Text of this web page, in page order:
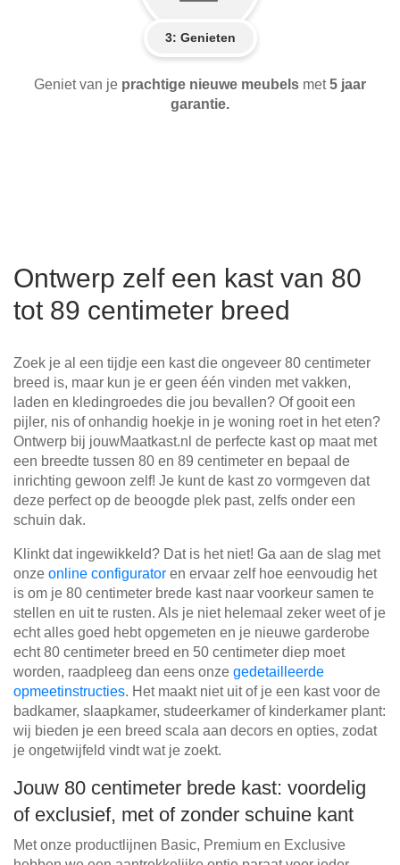
3: Genieten
Geniet van je prachtige nieuwe meubels met5 jaar
garantie.
Ontwerp zelf een kast van 80
tot 89 centimeter breed
Zoek je al een tijdje een kast die ongeveer 80 centimeter
breed is, maar kun je er geen één vinden met vakken,
laden en kledingroedes die jou bevallen? Of gooit een
pijler, nis of onhandig hoekje in je woning roet in het eten?
Ontwerp bij jouwMaatkast.nl de perfecte kast op maat met
een breedte tussen 80 en 89 centimeter en bepaal de
inrichting gewoon zelf! Je kunt de kast zo vormgeven dat
deze perfect op de beoogde plek past, zelfs onder een
schuin dak.
Klinkt dat ingewikkeld? Dat is het niet! Ga aan de slag met
onze online configurator en ervaar zelf hoe eenvoudig het
is om je 80 centimeter brede kast naar voorkeur samen te
stellen en uit te rusten. Als je niet helemaal zeker weet of je
echt alles goed hebt opgemeten en je nieuwe garderobe
echt 80 centimeter breed en 50 centimeter diep moet
worden, raadpleeg dan eens onze gedetailleerde
opmeetinstructies. Het maakt niet uit of je een kast voor de
badkamer, slaapkamer, studeerkamer of kinderkamer plant:
wij bieden je een breed scala aan decors en opties, zodat
je ongetwijfeld vindt wat je zoekt.
Jouw 80 centimeter brede kast: voordelig
of exclusief, met of zonder schuine kant
Met onze productlijnen Basic, Premium en Exclusive